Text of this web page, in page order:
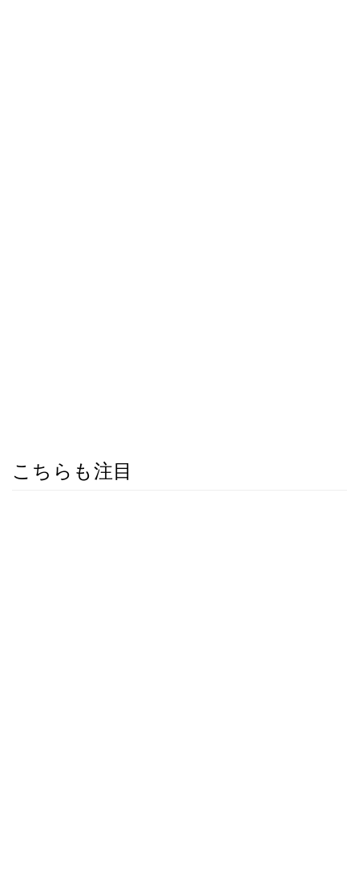
こちらも注目